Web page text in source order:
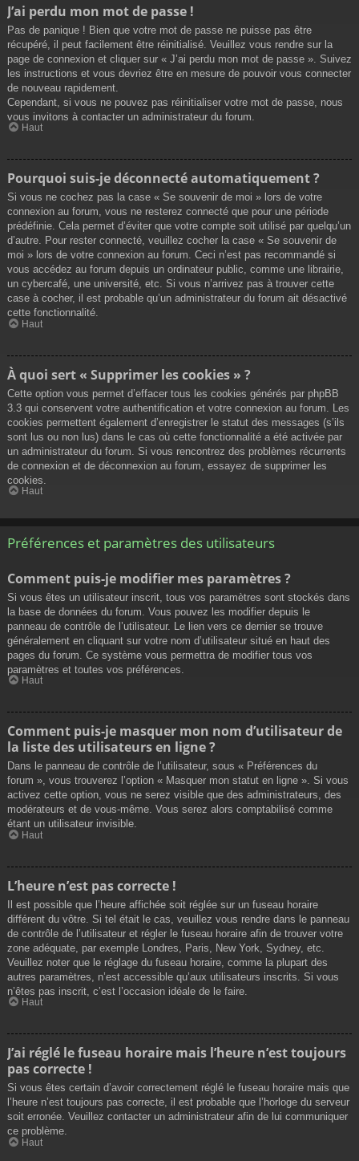
J’ai perdu mon mot de passe !
Pas de panique ! Bien que votre mot de passe ne puisse pas être
récupéré, il peut facilement être réinitialisé. Veuillez vous rendre sur la
page de connexion et cliquer sur « J’ai perdu mon mot de passe ». Suivez
les instructions et vous devriez être en mesure de pouvoir vous connecter
de nouveau rapidement.
Cependant, si vous ne pouvez pas réinitialiser votre mot de passe, nous
vous invitons à contacter un administrateur du forum.
Haut
Pourquoi suis-je déconnecté automatiquement ?
Si vous ne cochez pas la case « Se souvenir de moi » lors de votre
connexion au forum, vous ne resterez connecté que pour une période
prédéfinie. Cela permet d’éviter que votre compte soit utilisé par quelqu’un
d’autre. Pour rester connecté, veuillez cocher la case « Se souvenir de
moi » lors de votre connexion au forum. Ceci n’est pas recommandé si
vous accédez au forum depuis un ordinateur public, comme une librairie,
un cybercafé, une université, etc. Si vous n’arrivez pas à trouver cette
case à cocher, il est probable qu’un administrateur du forum ait désactivé
cette fonctionnalité.
Haut
À quoi sert « Supprimer les cookies » ?
Cette option vous permet d’effacer tous les cookies générés par phpBB
3.3 qui conservent votre authentification et votre connexion au forum. Les
cookies permettent également d’enregistrer le statut des messages (s’ils
sont lus ou non lus) dans le cas où cette fonctionnalité a été activée par
un administrateur du forum. Si vous rencontrez des problèmes récurrents
de connexion et de déconnexion au forum, essayez de supprimer les
cookies.
Haut
Préférences et paramètres des utilisateurs
Comment puis-je modifier mes paramètres ?
Si vous êtes un utilisateur inscrit, tous vos paramètres sont stockés dans
la base de données du forum. Vous pouvez les modifier depuis le
panneau de contrôle de l’utilisateur. Le lien vers ce dernier se trouve
généralement en cliquant sur votre nom d’utilisateur situé en haut des
pages du forum. Ce système vous permettra de modifier tous vos
paramètres et toutes vos préférences.
Haut
Comment puis-je masquer mon nom d’utilisateur de
la liste des utilisateurs en ligne ?
Dans le panneau de contrôle de l’utilisateur, sous « Préférences du
forum », vous trouverez l’option « Masquer mon statut en ligne ». Si vous
activez cette option, vous ne serez visible que des administrateurs, des
modérateurs et de vous-même. Vous serez alors comptabilisé comme
étant un utilisateur invisible.
Haut
L’heure n’est pas correcte !
Il est possible que l’heure affichée soit réglée sur un fuseau horaire
différent du vôtre. Si tel était le cas, veuillez vous rendre dans le panneau
de contrôle de l’utilisateur et régler le fuseau horaire afin de trouver votre
zone adéquate, par exemple Londres, Paris, New York, Sydney, etc.
Veuillez noter que le réglage du fuseau horaire, comme la plupart des
autres paramètres, n’est accessible qu’aux utilisateurs inscrits. Si vous
n’êtes pas inscrit, c’est l’occasion idéale de le faire.
Haut
J’ai réglé le fuseau horaire mais l’heure n’est toujours
pas correcte !
Si vous êtes certain d’avoir correctement réglé le fuseau horaire mais que
l’heure n’est toujours pas correcte, il est probable que l’horloge du serveur
soit erronée. Veuillez contacter un administrateur afin de lui communiquer
ce problème.
Haut